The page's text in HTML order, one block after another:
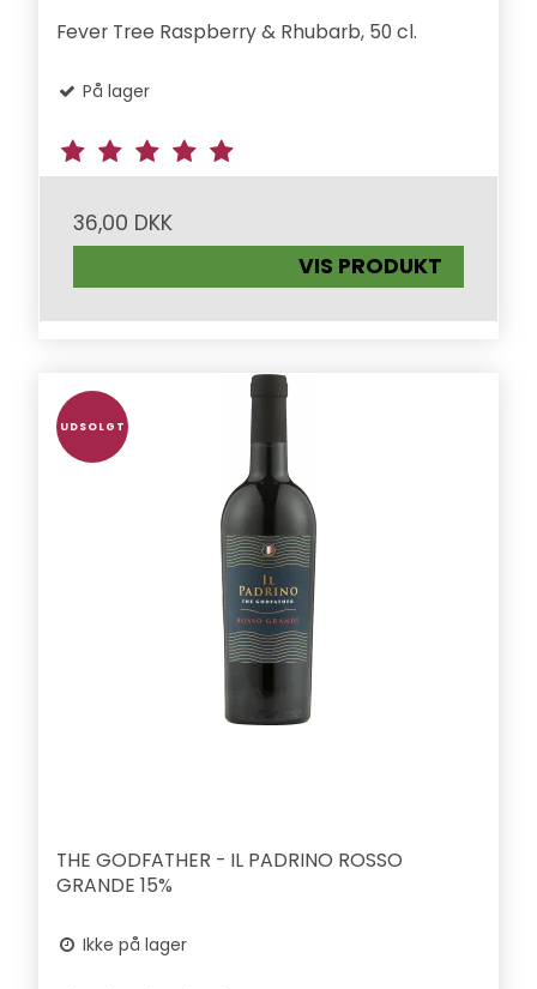
Fever Tree Raspberry & Rhubarb, 50 cl.
På lager
36,00 DKK
VIS PRODUKT
UDSOLGT
THE GODFATHER - IL PADRINO ROSSO
GRANDE 15%
Ikke på lager